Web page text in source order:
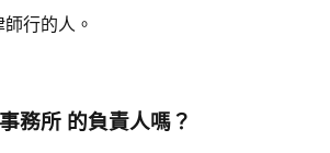
行的人。
務所 的負責人嗎？